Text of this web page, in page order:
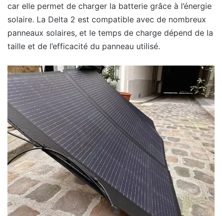
car elle permet de charger la batterie grâce à l’énergie
solaire. La Delta 2 est compatible avec de nombreux
panneaux solaires, et le temps de charge dépend de la
taille et de l’efficacité du panneau utilisé.